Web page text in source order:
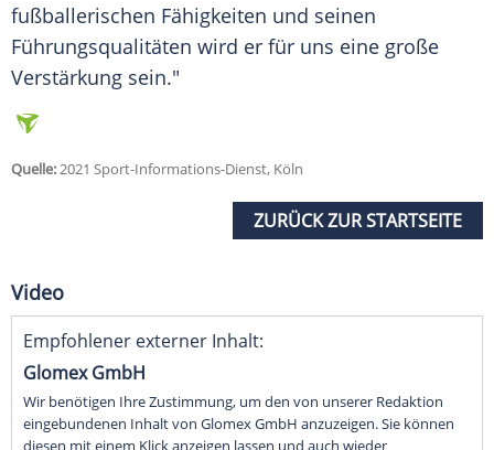
fußballerischen Fähigkeiten und seinen
Führungsqualitäten wird er für uns eine große
Verstärkung sein."
Quelle:2021 Sport-Informations-Dienst, Köln
ZURÜCK ZUR STARTSEITE
Video
Empfohlener externer Inhalt:
Glomex GmbH
Wir benötigen Ihre Zustimmung, um den von unserer Redaktion
eingebundenen Inhalt von Glomex GmbH anzuzeigen. Sie können
diesen mit einem Klick anzeigen lassen und auch wieder